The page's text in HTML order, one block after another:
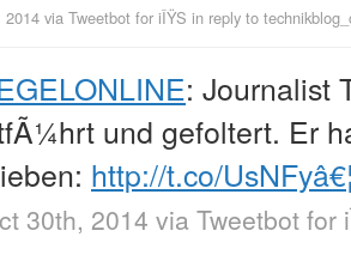
2014 via Tweetbot for iÎŸS in reply to
: Journalist
und gefoltert. Er
http://t.co/
30th, 2014 via Tweetbot for